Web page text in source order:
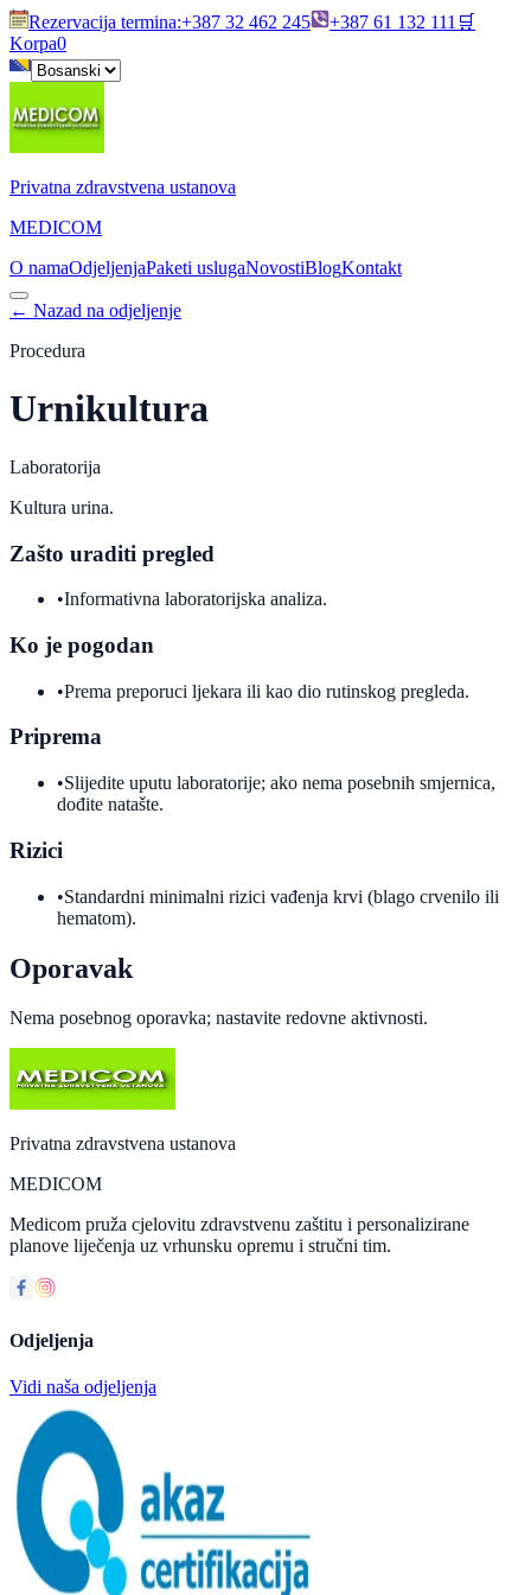
Rezervacija termina:+387 32 462 245 +387 61 132 111 🛒
Korpa0
Privatna zdravstvena ustanova
MEDICOM
O namaOdjeljenjaPaketi uslugaNovostiBlogKontakt
← Nazad na odjeljenje
Procedura
Urnikultura
Laboratorija
Kultura urina.
Zašto uraditi pregled
•Informativna laboratorijska analiza.
Ko je pogodan
•Prema preporuci ljekara ili kao dio rutinskog pregleda.
Priprema
•Slijedite uputu laboratorije; ako nema posebnih smjernica,
dođite natašte.
Rizici
•Standardni minimalni rizici vađenja krvi (blago crvenilo ili
hematom).
Oporavak
Nema posebnog oporavka; nastavite redovne aktivnosti.
Privatna zdravstvena ustanova
MEDICOM
Medicom pruža cjelovitu zdravstvenu zaštitu i personalizirane
planove liječenja uz vrhunsku opremu i stručni tim.
Odjeljenja
Vidi naša odjeljenja